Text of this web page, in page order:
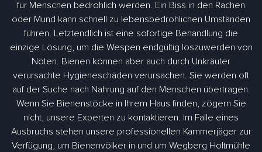
für Menschen bedrohlich werden. Ein Biss in den Rachen
oder Mund kann schnell zu lebensbedrohlichen Umständen
führen. Letztendlich ist eine sofortige Behandlung die
einzige Lösung, um die Wespen endgültig loszuwerden von
Nöten. Bienen können aber auch durch Unkräuter
verursachte Hygieneschäden verursachen. Sie werden oft
auf der Suche nach Nahrung auf den Menschen übertragen.
Wenn Sie Bienenstöcke in Ihrem Haus finden, zögern Sie
nicht, unsere Experten zu kontaktieren. Im Falle eines
Ausbruchs stehen unsere professionellen Kammerjäger zur
Verfügung, um Bienenvölker in und um Wegberg Holtmühle